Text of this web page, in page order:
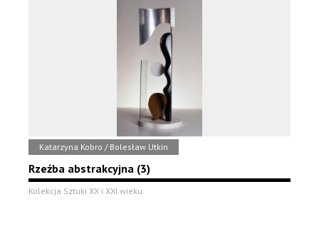
Katarzyna Kobro / Bolesław Utkin
Rzeźba abstrakcyjna (3)
Kolekcja Sztuki XX i XXI wieku